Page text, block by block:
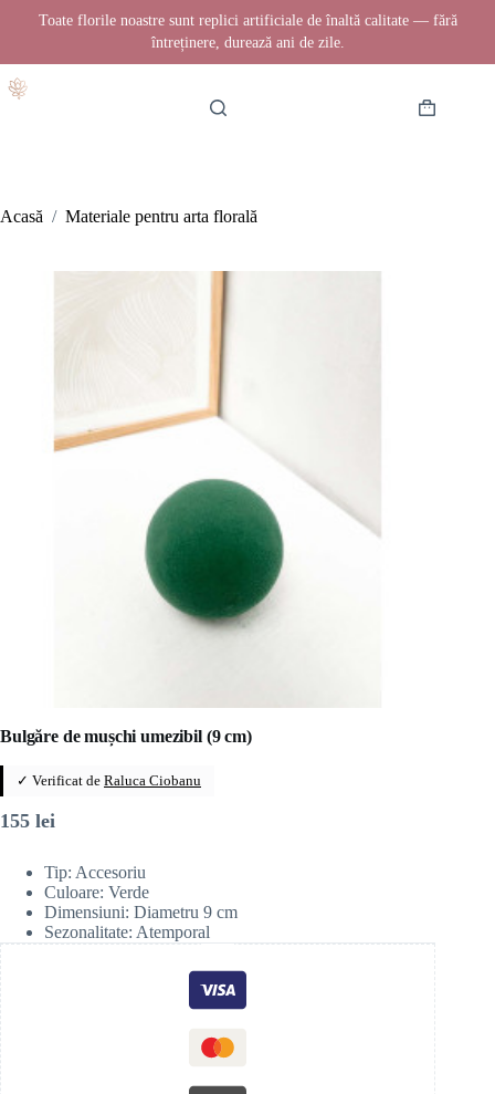
Toate florile noastre sunt replici artificiale de înaltă calitate — fără
întreținere, durează ani de zile.
la
Coș
Acasă / Materiale pentru arta florală
Bulgăre de mușchi umezibil (9 cm)
✓ Verificat de Raluca Ciobanu
155 lei
Tip: Accesoriu
Culoare: Verde
Dimensiuni: Diametru 9 cm
Sezonalitate: Atemporal